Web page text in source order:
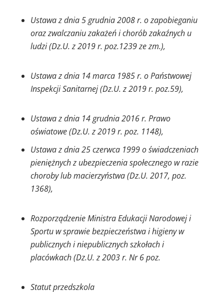
Ustawa z dnia 5 grudnia 2008 r. o zapobieganiu
oraz zwalczaniu zakażeń i choróbzakaźnych u
ludzi (Dz.U. z 2019 r. poz.1239 ze zm.),
Ustawa z dnia 14 marca 1985 r. o Państwowej
Inspekcji Sanitarnej (Dz.U. z 2019 r. poz.59),
Ustawa z dnia 14 grudnia 2016 r. Prawo
oświatowe (Dz.U. z 2019 r. poz. 1148),
Ustawa z dnia 25 czerwca 1999 o świadczeniach
pieniężnych z ubezpieczenia społecznego w razie
choroby lub macierzyństwa (Dz.U. 2017, poz.
1368),
Rozporządzenie Ministra Edukacji Narodowej i
Sportu w sprawie bezpieczeństwa ihigieny w
publicznych i niepublicznych szkołach i
placówkach (Dz.U. z 2003 r. Nr 6 poz.
Statut przedszkola